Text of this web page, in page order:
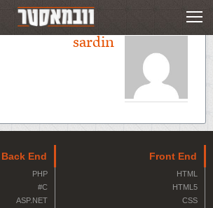
sardin
Front End
HTML
HTML5
CSS
Back End
PHP
C#
ASP.NET